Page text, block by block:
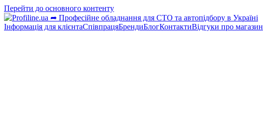
Перейти до основного контенту
Інформація для клієнтаСпівпрацяБрендиБлогКонтактиВідгуки про магазин